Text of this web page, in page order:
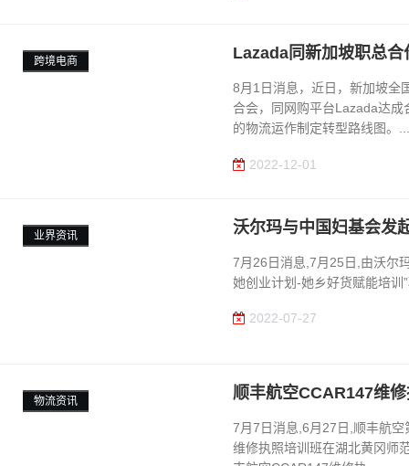
跨境电商 Lazada同新加坡职总
8月1日消息，近日，新加坡全
合会，同网购平台Lazada达
的物流运作制定转型路线图。
2022-12-01
业界资讯 沃尔玛与中国妇基会发
7月26日消息,7月25日,由沃尔
她创业计划-她乡好货赋能培训
2022-07-27
物流资讯 顺丰航空CCAR147维
7月7日消息,6月27日,顺丰航
维修执照培训班在湖北黄冈师